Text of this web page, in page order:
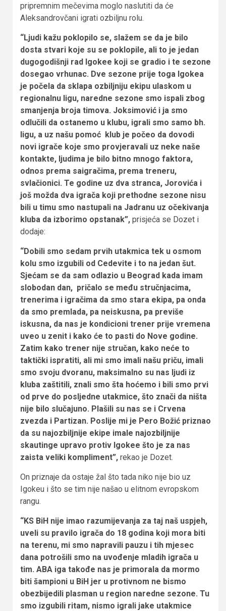
pripremnim mečevima moglo naslutiti da će
Aleksandrovčani igrati ozbiljnu rolu.
“Ljudi kažu poklopilo se, slažem se da je bilo
dosta stvari koje su se poklopile, ali to je jedan
dugogodišnji rad Igokee koji se gradio i te sezone
dosegao vrhunac. Dve sezone prije toga Igokea
je počela da sklapa ozbiljniju ekipu ulaskom u
regionalnu ligu, naredne sezone smo ispali zbog
smanjenja broja timova. Joksimović i ja smo
odlučili da ostanemo u klubu, igrali smo samo bh.
ligu, a uz našu pomoć klub je počeo da dovodi
novi igrače koje smo provjeravali uz neke naše
kontakte, ljudima je bilo bitno mnogo faktora,
odnos prema saigračima, prema treneru,
svlačionici. Te godine uz dva stranca, Jorovića i
još možda dva igrača koji prethodne sezone nisu
bili u timu smo nastupali na Jadranu uz očekivanja
kluba da izborimo opstanak”, prisjeća se Dozet i
dodaje:
“Dobili smo sedam prvih utakmica tek u osmom
kolu smo izgubili od Cedevite i to na jedan šut.
Sjećam se da sam odlazio u Beograd kada imam
slobodan dan, pričalo se među stručnjacima,
trenerima i igračima da smo stara ekipa, pa onda
da smo premlada, pa neiskusna, pa previše
iskusna, da nas je kondicioni trener prije vremena
uveo u zenit i kako će to pasti do Nove godine.
Zatim kako trener nije stručan, kako neće to
taktički ispratiti, ali mi smo imali našu priču, imali
smo svoju dvoranu, maksimalno su nas ljudi iz
kluba zaštitili, znali smo šta hoćemo i bili smo prvi
od prve do posljedne utakmice, što znači da ništa
nije bilo slučajuno. Plašili su nas se i Crvena
zvezda i Partizan. Poslije mi je Pero Božić priznao
da su najozbiljnije ekipe imale najozbiljnije
skautinge upravo protiv Igokee što je za nas
zaista veliki kompliment”, rekao je Dozet.
On priznaje da ostaje žal što tada niko nije bio uz
Igokeu i što se tim nije našao u elitnom evropskom
rangu.
“KS BiH nije imao razumijevanja za taj naš uspjeh,
uveli su pravilo igrača do 18 godina koji mora biti
na terenu, mi smo napravili pauzu i tih mjesec
dana potrošili smo na uvođenje mladih igrača u
tim. ABA iga takođe nas je primorala da mormo
biti šampioni u BiH jer u protivnom ne bismo
obezbijedili plasman u region naredne sezone. Tu
smo izgubili ritam, nismo igrali jake utakmice